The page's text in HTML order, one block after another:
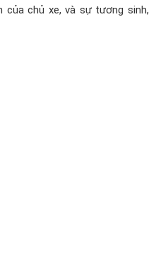
của chủ xe, và sự tương sinh,